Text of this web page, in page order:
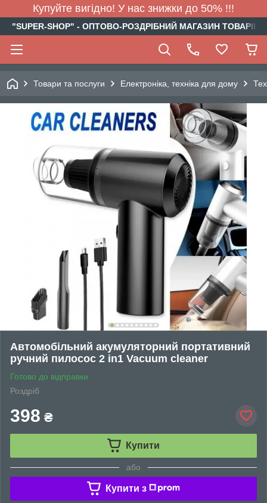
Купуйте вигідно! У нас знижки до 50% !!!
"SUPER-SHOP" - ОПТОВО-РОЗДРІБНИЙ МАГАЗИН
Товари та послуги Електроніка, техніка для дому
Автомобільний акумуляторний портативний
ручний пилосос 2 in1 Vacuum cleaner
Готово до відправки
Роздріб
398 ₴
Купити
або
Купити з